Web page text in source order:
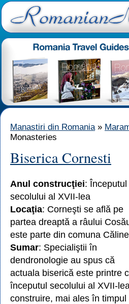
Manastiri din Romania»
Monasteries
Biserica Cornesti
Anul construcţiei: Începutul
secolului al XVII-lea
Locaţia: Corneşti se află pe
partea dreaptă a râului
este parte din comuna
Sumar: Specialiştii în
dendronologie au spus că
actuala biserică este printre
începutul secolului al XVII-
construire, mai ales în